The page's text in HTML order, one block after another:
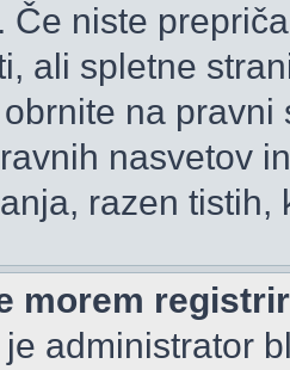
Če niste
ali spletne
na
nasvetov
razen tistih,
morem
administrator